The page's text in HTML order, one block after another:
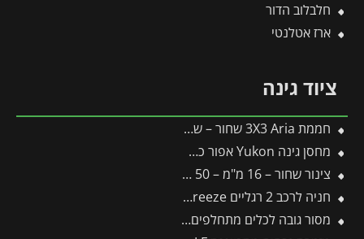
חלבלוב הדור
ארז אטלנטי
ציוד גינה
חממת 3X3 Aria שחור – שקוף מבית פלרם – Canopia
מחסן גינה Yukon אפור כהה כולל רצפה 3.3X2.7 מבית פלרם – קנופיה
צינור שחור – 16 מ"מ – 50 מטר דרג 4
חניה לרכב 2 רגליים 2.9X5 Arizona Breeze פלסן מבית פלרם – Canopia
מסור גובה לכלים מתחלפים פיסקארס